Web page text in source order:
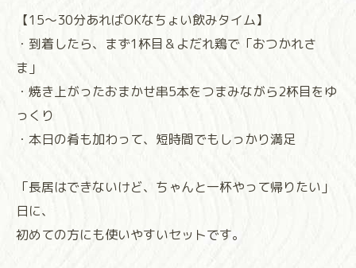
【15〜30分あればOKなちょい飲みタイム】
・到着したら、まず1杯目＆よだれ鶏で「おつかれさ
ま」
・焼き上がったおまかせ串5本をつまみながら2杯目をゆ
っくり
・本日の肴も加わって、短時間でもしっかり満足
「長居はできないけど、ちゃんと一杯やって帰りたい」
日に、
初めての方にも使いやすいセットです。